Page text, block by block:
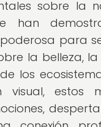
sobre la
han
para
la belleza,
los
visual, estos